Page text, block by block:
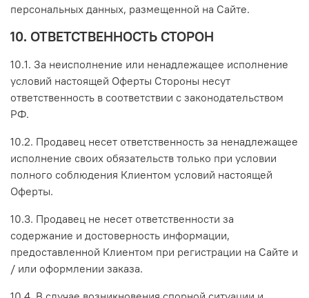
персональных данных, размещенной на Сайте.
10. ОТВЕТСТВЕННОСТЬ СТОРОН
10.1. За неисполнение или ненадлежащее исполнение
условий настоящей Оферты Стороны несут
ответственность в соответствии с законодательством
РФ.
10.2. Продавец несет ответственность за ненадлежащее
исполнение своих обязательств только при условии
полного соблюдения Клиентом условий настоящей
Оферты.
10.3. Продавец не несет ответственности за
содержание и достоверность информации,
предоставленной Клиентом при регистрации на Сайте и
/ или оформлении заказа.